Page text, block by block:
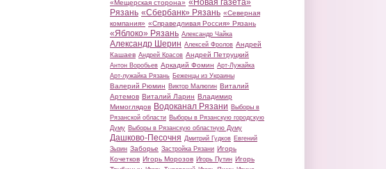
«Мещерская сторона» «Новая газета»
Рязань «Сбербанк» Рязань «Северная
компания» «Справедливая Россия» Рязань
«Яблоко» Рязань Александр Чайка
Александр Шерин Алексей Фролов Андрей
Кашаев Андрей Красов Андрей Петруцкий
Антон Воробьев Аркадий Фомин Арт-Лужайка
Арт-лужайка Рязань Беженцы из Украины
Валерий Рюмин Виктор Малюгин Виталий
Артемов Виталий Ларин Владимир
Мимоглядов Водоканал Рязани Выборы в
Рязанской области Выборы в Рязанскую городскую
Думу Выборы в Рязанскую областную Думу
Дашково-Песочня Дмитрий Гудков Евгений
Зызин Заборье Застройка Рязани Игорь
Кочетков Игорь Морозов Игорь Путин Игорь